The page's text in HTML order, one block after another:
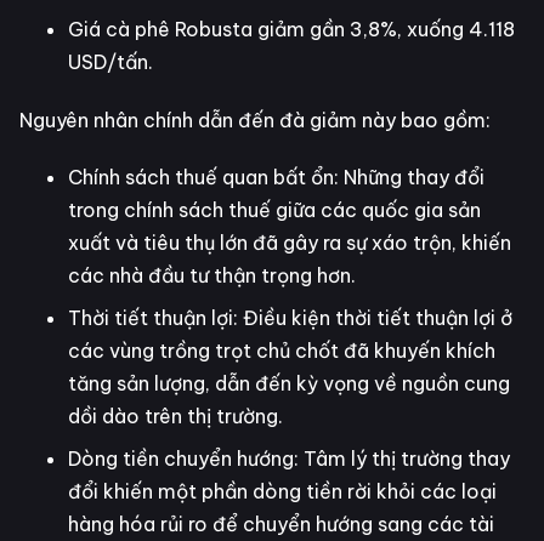
Giá cà phê Robusta giảm gần 3,8%, xuống 4.118
USD/tấn.
Nguyên nhân chính dẫn đến đà giảm này bao gồm:
Chính sách thuế quan bất ổn: Những thay đổi
trong chính sách thuế giữa các quốc gia sản
xuất và tiêu thụ lớn đã gây ra sự xáo trộn, khiến
các nhà đầu tư thận trọng hơn.
Thời tiết thuận lợi: Điều kiện thời tiết thuận lợi ở
các vùng trồng trọt chủ chốt đã khuyến khích
tăng sản lượng, dẫn đến kỳ vọng về nguồn cung
dồi dào trên thị trường.
Dòng tiền chuyển hướng: Tâm lý thị trường thay
đổi khiến một phần dòng tiền rời khỏi các loại
hàng hóa rủi ro để chuyển hướng sang các tài